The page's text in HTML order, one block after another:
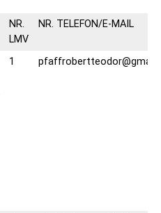
NR.
LMV
NR. TELEFON/E-MAIL
1